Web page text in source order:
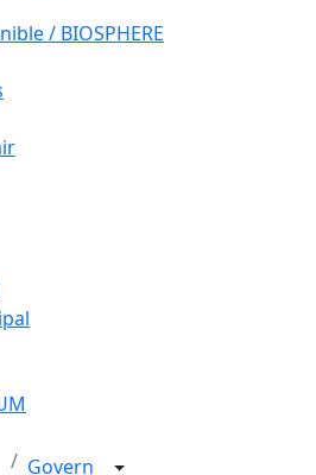
/ BIOSPHERE
Govern